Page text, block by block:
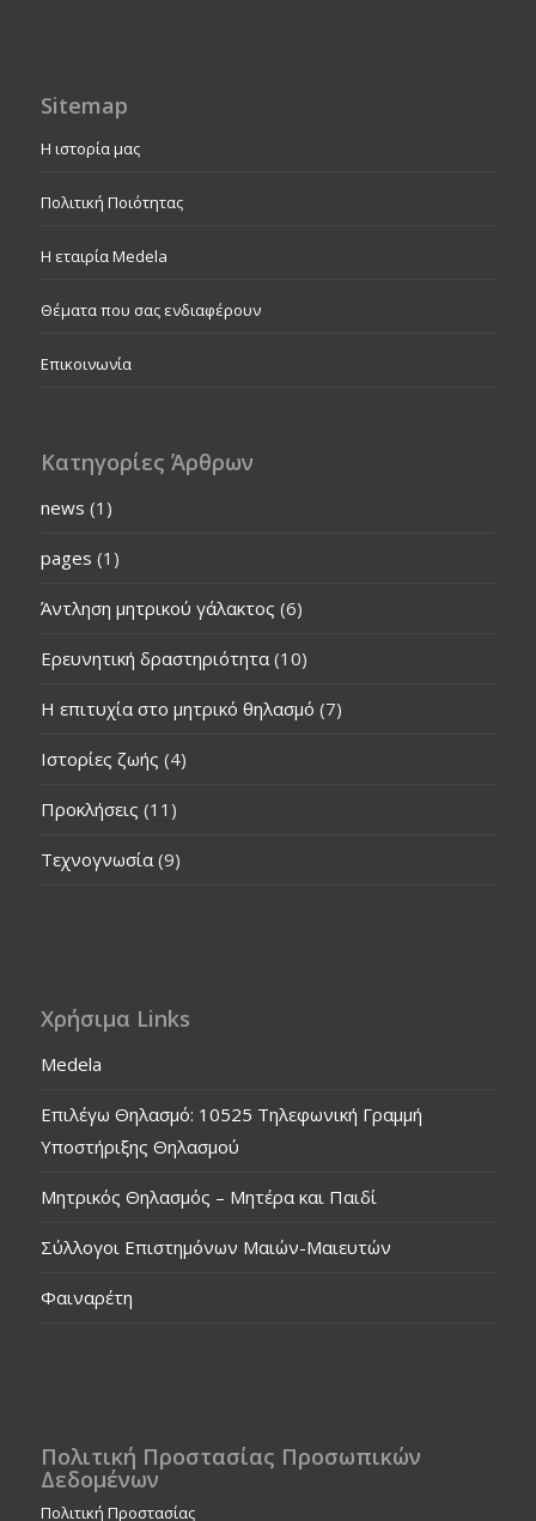
Sitemap
Η ιστορία μας
Πολιτική Ποιότητας
Η εταιρία Medela
Θέματα που σας ενδιαφέρουν
Επικοινωνία
Κατηγορίες Άρθρων
news (1)
pages (1)
Άντληση μητρικού γάλακτος (6)
Ερευνητική δραστηριότητα(10)
Η επιτυχία στο μητρικό θηλασμό (7)
Ιστορίες ζωής (4)
Προκλήσεις (11)
Τεχνογνωσία(9)
Χρήσιμα Links
Medela
Επιλέγω Θηλασμό: 10525 Τηλεφωνική Γραμμή
Υποστήριξης Θηλασμού
Μητρικός Θηλασμός – Μητέρα και Παιδί
Σύλλογοι Επιστημόνων Μαιών-Μαιευτών
Φαιναρέτη
Πολιτική Προστασίας Προσωπικών
Δεδομένων
Πολιτική Προστασίας